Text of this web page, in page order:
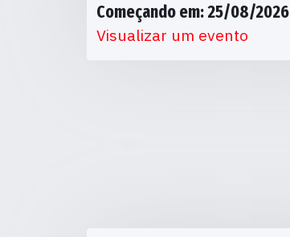
Começando em: 25/08/2026
Visualizar um evento